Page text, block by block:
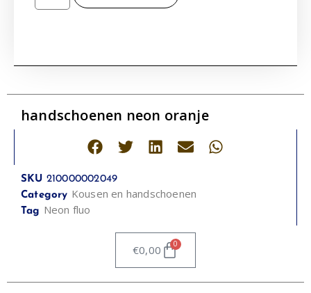
handschoenen neon oranje
SKU 210000002049
Category Kousen en handschoenen
Tag Neon fluo
€0,00 0